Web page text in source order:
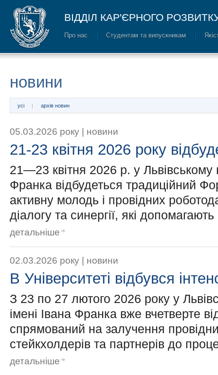
ВІДДІЛ КАР'ЄРНОГО
Про нас Cтудентам та випускникам
новини
усі архів новин
05.03.2026 року | новини
21-23 квітня 2026 року
21—23 квітня 2026 р. у Львівському
Франка відбудеться традиційний
активну молодь і провідних
діалогу та синергії, які
детальніше
02.03.2026 року | новини
В Університеті відбувся
З 23 по 27 лютого 2026 року у
імені Івана Франка вже вчетверте
спрямований на залучення
стейкхолдерів та партнерів до
детальніше